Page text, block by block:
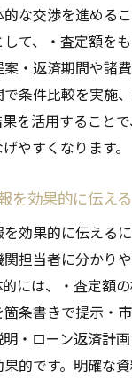
な交渉を進めるこ
て、・査定額を
・返済期間や諸
条件比較を実施
を活用すること
やすくなります。
を効果的に伝え
効果的に伝える
担当者に分かり
には、・査定額
条書きで提示・
・ローン返済計
的です。明確な